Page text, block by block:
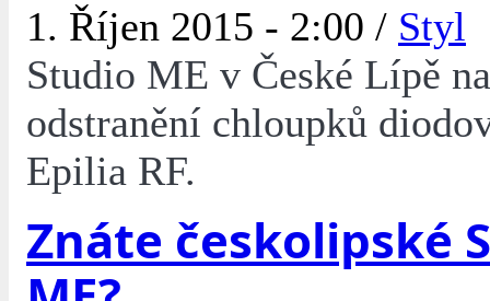
1. Říjen 2015 - 2:00 / Styl
Studio ME v České Lípě
odstranění chloupků
Epilia RF.
Znáte českolipské